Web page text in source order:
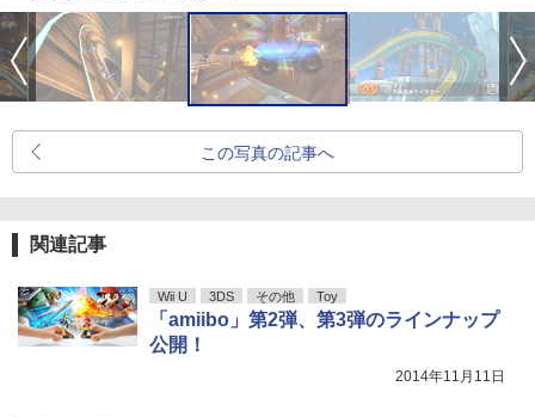
この写真の記事へ
関連記事
Wii U 3DS その他 Toy
「amiibo」第2弾、第3弾のラインナップ
公開！
2014年11月11日